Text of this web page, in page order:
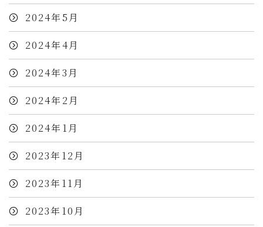
2024年5月
2024年4月
2024年3月
2024年2月
2024年1月
2023年12月
2023年11月
2023年10月